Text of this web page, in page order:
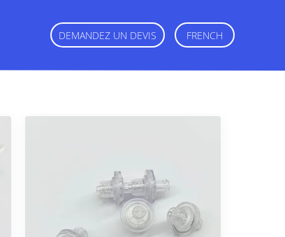
DEMANDEZ UN DEVIS FRENCH